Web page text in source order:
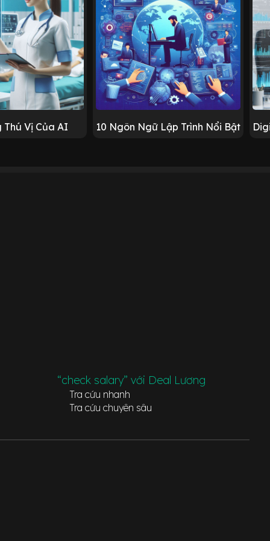
Thú Vị Của AI 10 Ngôn Ngữ Lập Trình Nổi Bật
“check salary” với Deal Lương
Tra cứu nhanh
Tra cứu chuyên sâu